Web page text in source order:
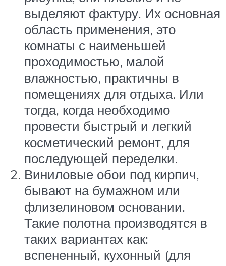
выделяют фактуру. Их основная
область применения, это
комнаты с наименьшей
проходимостью, малой
влажностью, практичны в
помещениях для отдыха. Или
тогда, когда необходимо
провести быстрый и легкий
косметический ремонт, для
последующей переделки.
Виниловые обои под кирпич,
бывают на бумажном или
флизелиновом основании.
Такие полотна производятся в
таких вариантах как:
вспененный, кухонный (для